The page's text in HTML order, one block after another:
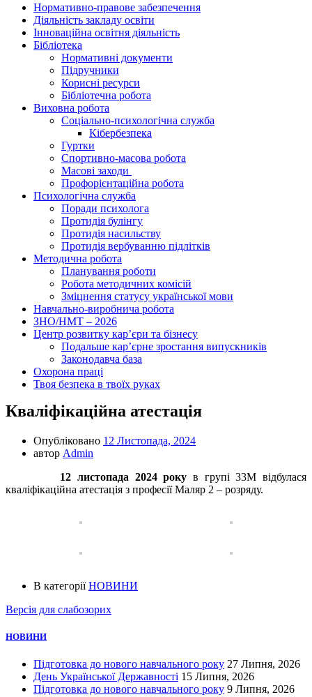
Нормативно-правове забезпечення
Діяльність закладу освіти
Інноваційна освітня діяльність
Бібліотека
Нормативні документи
Підручники
Корисні ресурси
Бібліотечна робота
Виховна робота
Соціально-психологічна служба
Кібербезпека
Гуртки
Спортивно-масова робота
Масові заходи
Профорієнтаційна робота
Психологічна служба
Поради психолога
Протидія булінгу
Протидія насильству
Протидія вербуванню підлітків
Методична робота
Планування роботи
Робота методичних комісій
Зміцнення статусу української мови
Навчально-виробнича робота
ЗНО/НМТ – 2026
Центр розвитку кар’єри та бізнесу
Подальше кар’єрне зростання випускників
Законодавча база
Охорона праці
Твоя безпека в твоїх руках
Кваліфікаційна атестація
Опубліковано 12 Листопада, 2024
автор Admin
12 листопада 2024 року в групі 33М відбулася
кваліфікаційна атестація з професії Маляр 2 – розряду.
В категоріїНОВИНИ
Версія для слабозорих
НОВИНИ
Підготовка до нового навчального року 27 Липня, 2026
День Української Державності 15 Липня, 2026
Підготовка до нового навчального року 9 Липня, 2026